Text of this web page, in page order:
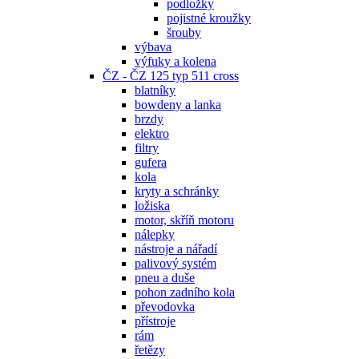
podložky
pojistné kroužky
šrouby
výbava
výfuky a kolena
ČZ - ČZ 125 typ 511 cross
blatníky
bowdeny a lanka
brzdy
elektro
filtry
gufera
kola
kryty a schránky
ložiska
motor, skříň motoru
nálepky
nástroje a nářadí
palivový systém
pneu a duše
pohon zadního kola
převodovka
přístroje
rám
řetězy